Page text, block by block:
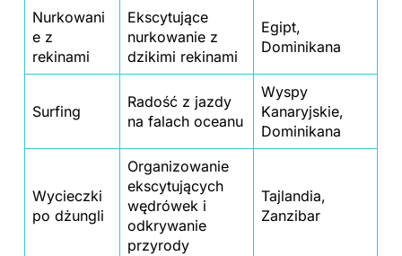
Nurkowani
e z
rekinami
Ekscytujące
nurkowanie z
dzikimi rekinami
Egipt,
Dominikana
Surfing
Radość z jazdy
na falach oceanu
Wyspy
Kanaryjskie,
Dominikana
Wycieczki
po dżungli
Organizowanie
ekscytujących
wędrówek i
odkrywanie
przyrody
Tajlandia,
Zanzibar